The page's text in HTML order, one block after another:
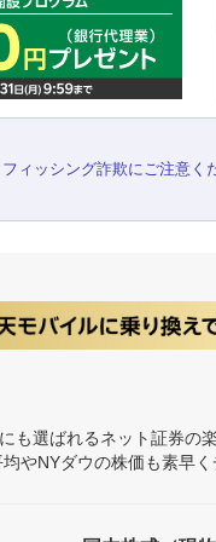
フィッシング詐欺にご注意く
も選ばれるネット証券
やNYダウの株価も素早く